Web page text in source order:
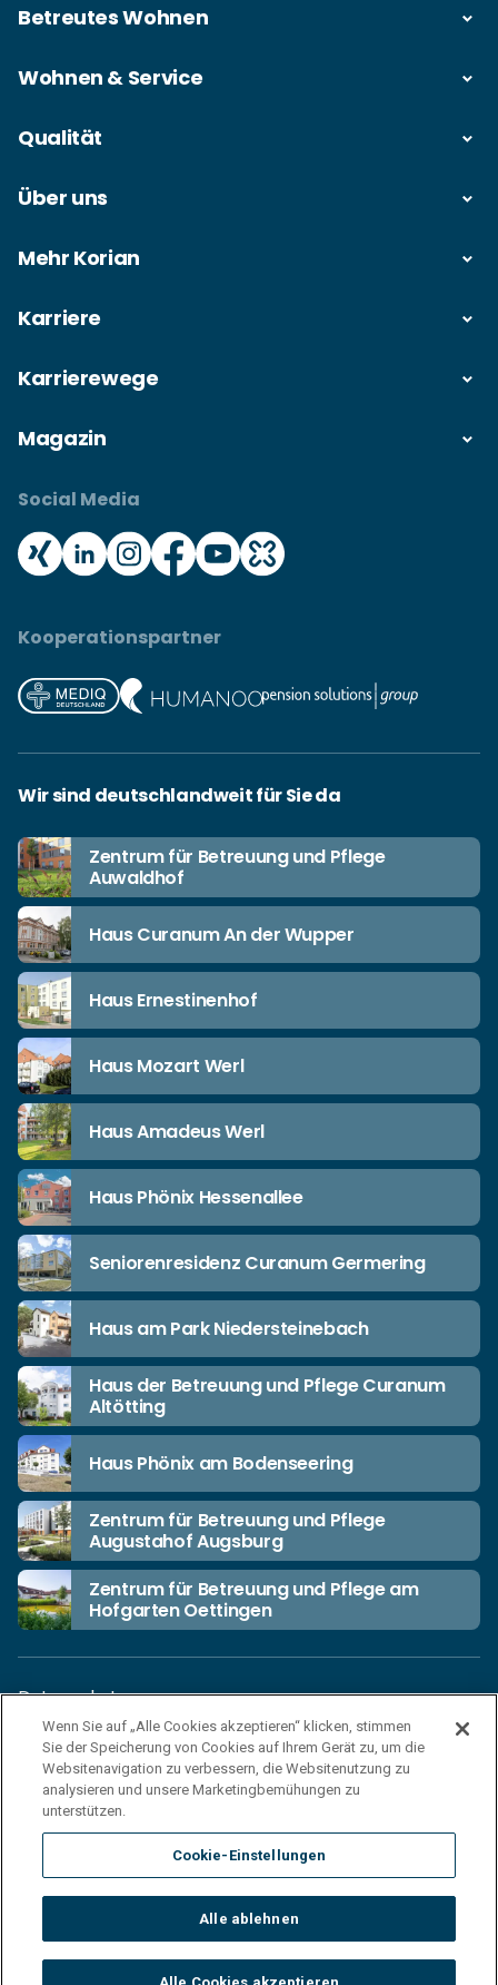
Betreutes Wohnen
Wohnen & Service
Qualität
Über uns
Mehr Korian
Karriere
Karrierewege
Magazin
Social Media
Kooperationspartner
Wir sind deutschlandweit für Sie da
Zentrum für Betreuung und Pflege
Auwaldhof
Haus Curanum An der Wupper
Haus Ernestinenhof
Haus Mozart Werl
Haus Amadeus Werl
Haus Phönix Hessenallee
Seniorenresidenz Curanum Germering
Haus am Park Niedersteinebach
Haus der Betreuung und Pflege Curanum
Altötting
Haus Phönix am Bodenseering
Zentrum für Betreuung und Pflege
Augustahof Augsburg
Zentrum für Betreuung und Pflege am
Hofgarten Oettingen
© 2026 Korian Deutschland GmbH
Datenschutz
Unsere Netiquette
Einkaufsbedingungen
Haftungsausschluss
Impressum
Cookies
Wenn Sie auf „Alle Cookies akzeptieren“ klicken, stimmen
Sie der Speicherung von Cookies auf Ihrem Gerät zu, um die
Websitenavigation zu verbessern, die Websitenutzung zu
analysieren und unsere Marketingbemühungen zu
unterstützen.
Cookie-Einstellungen
Alle ablehnen